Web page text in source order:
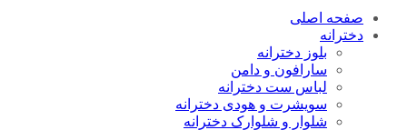
صفحه اصلی
دخترانه
بلوز دخترانه
سارافون و دامن
لباس ست دخترانه
سویشرت و هودی دخترانه
شلوار و شلوارک دخترانه